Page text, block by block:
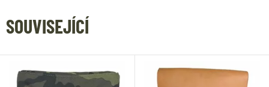
SOUVISEJÍCÍ